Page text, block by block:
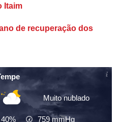
Itaim
de recuperação dos
Muito nublado
40% 759mmHg